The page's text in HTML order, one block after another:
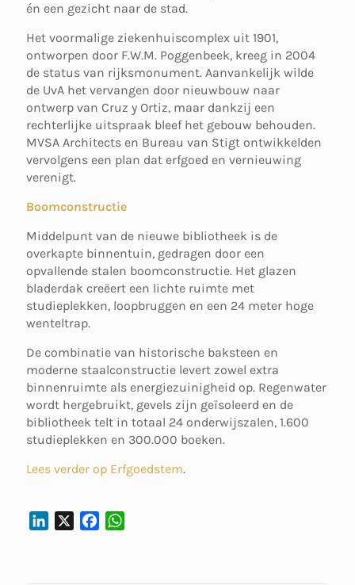
én een gezicht naar de stad.
Het voormalige ziekenhuiscomplex uit 1901,
ontworpen door F.W.M. Poggenbeek, kreeg in 2004
de status van rijksmonument. Aanvankelijk wilde
de UvA het vervangen door nieuwbouw naar
ontwerp van Cruz y Ortiz, maar dankzij een
rechterlijke uitspraak bleef het gebouw behouden.
MVSA Architects en Bureau van Stigt ontwikkelden
vervolgens een plan dat erfgoed en vernieuwing
verenigt.
Boomconstructie
Middelpunt van de nieuwe bibliotheek is de
overkapte binnentuin, gedragen door een
opvallende stalen boomconstructie. Het glazen
bladerdak creëert een lichte ruimte met
studieplekken, loopbruggen en een 24 meter hoge
wenteltrap.
De combinatie van historische baksteen en
moderne staalconstructie levert zowel extra
binnenruimte als energiezuinigheid op. Regenwater
wordt hergebruikt, gevels zijn geïsoleerd en de
bibliotheek telt in totaal 24 onderwijszalen, 1.600
studieplekken en 300.000 boeken.
Lees verder op Erfgoedstem.